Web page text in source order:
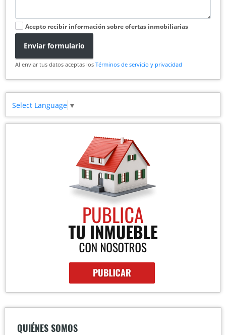
Acepto recibir información sobre ofertas inmobiliarias
Enviar formulario
Al enviar tus datos aceptas los Términos de servicio y privacidad
Select Language ▼
QUIÉNES SOMOS